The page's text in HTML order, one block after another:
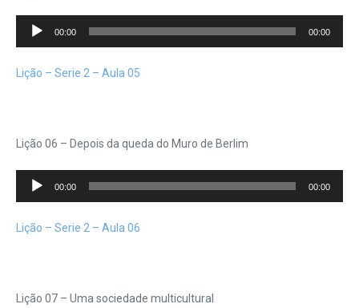
Tocador
00:00 00:00
Lição – Serie 2 – Aula 05
Lição 06 – Depois da queda do Muro de Berlim
Tocador
00:00 00:00
Lição – Serie 2 – Aula 06
Lição 07 – Uma sociedade multicultural